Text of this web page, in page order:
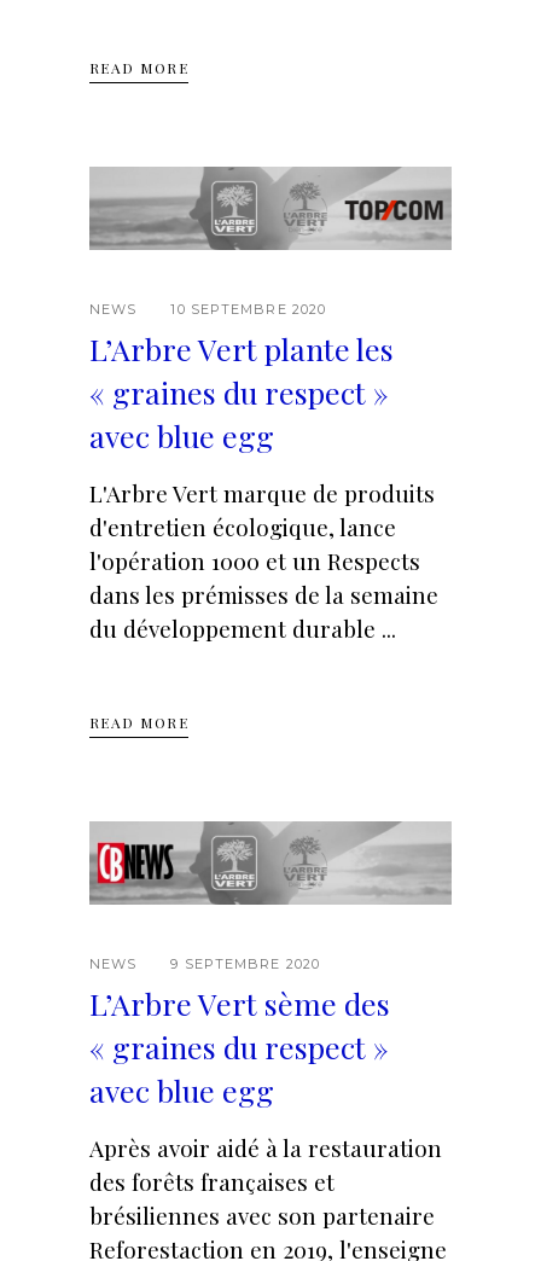
READ MORE
NEWS 10 SEPTEMBRE 2020
L’Arbre Vert plante les
« graines du respect »
avec blue egg
L'Arbre Vert marque de produits
d'entretien écologique, lance
l'opération 1000 et un Respects
dans les prémisses de la semaine
du développement durable
READ MORE
NEWS 9 SEPTEMBRE 2020
L’Arbre Vert sème des
« graines du respect »
avec blue egg
Après avoir aidé à la restauration
des forêts françaises et
brésiliennes avec son partenaire
Reforestaction en 2019, l'enseigne